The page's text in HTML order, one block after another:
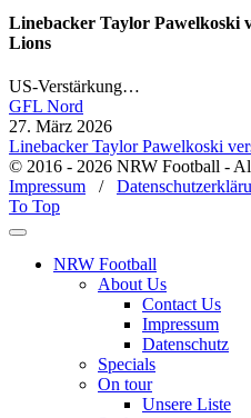
Linebacker Taylor Pawelkoski
Lions
US-Verstärkung…
GFL Nord
27. März 2026
Linebacker Taylor Pawelkoski
© 2016 - 2026 NRW Football -
Impressum /
To Top
NRW Football
About Us
Contact Us
Impressum
Datenschutz
Specials
On tour
Unsere Liste